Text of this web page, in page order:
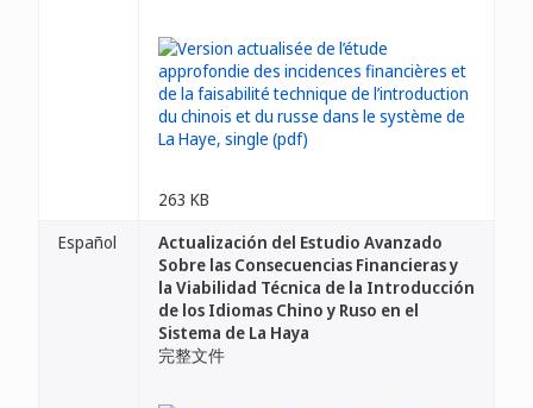
263 KB
Español
Actualización del Estudio Avanzado
Sobre las Consecuencias Financieras y
la Viabilidad Técnica de la Introducción
de los Idiomas Chino y Ruso en el
Sistema de La Haya
完整文件